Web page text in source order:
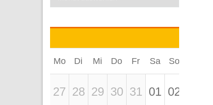
Mo Di Mi Do Fr Sa So
27 28 29 30 31 01 02